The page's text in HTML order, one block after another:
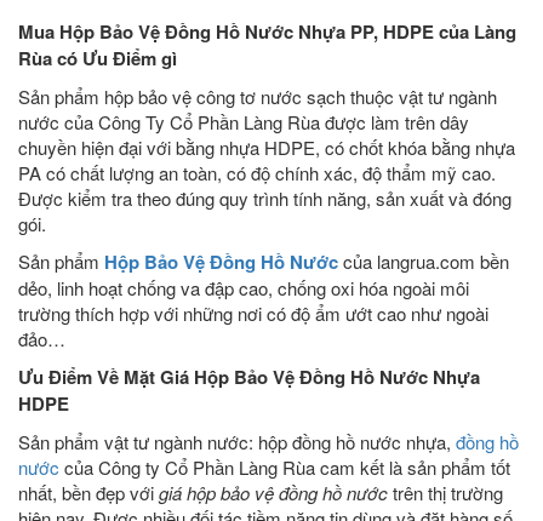
Mua Hộp Bảo Vệ Đồng Hồ Nước Nhựa PP, HDPE của Làng
Rùa có Ưu Điểm gì
Sản phẩm hộp bảo vệ công tơ nước sạch thuộc vật tư ngành
nước của Công Ty Cổ Phần Làng Rùa được làm trên dây
chuyền hiện đại với bằng nhựa HDPE, có chốt khóa bằng nhựa
PA có chất lượng an toàn, có độ chính xác, độ thẩm mỹ cao.
Được kiểm tra theo đúng quy trình tính năng, sản xuất và đóng
gói.
Sản phẩm Hộp Bảo Vệ Đồng Hồ Nướccủa langrua.com bền
dẻo, linh hoạt chống va đập cao, chống oxi hóa ngoài môi
trường thích hợp với những nơi có độ ẩm ướt cao như ngoài
đảo…
Ưu Điểm Về Mặt Giá Hộp Bảo Vệ Đồng Hồ Nước Nhựa
HDPE
Sản phẩm vật tư ngành nước: hộp đồng hồ nước nhựa, đồng hồ
nước của Công ty Cổ Phần Làng Rùa cam kết là sản phẩm tốt
nhất, bền đẹp vớigiá hộp bảo vệ đồng hồ nướctrên thị trường